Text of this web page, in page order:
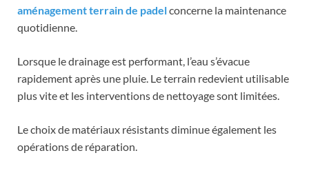
aménagement terrain de padelconcerne la maintenance
quotidienne.
Lorsque le drainage est performant, l’eau s’évacue
rapidement après une pluie. Le terrain redevient utilisable
plus vite et les interventions de nettoyage sont limitées.
Le choix de matériaux résistants diminue également les
opérations de réparation.